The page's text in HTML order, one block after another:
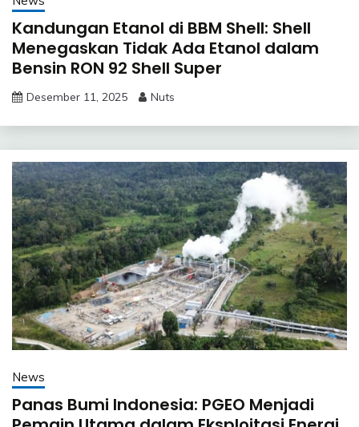
Kandungan Etanol di BBM Shell: Shell
Menegaskan Tidak Ada Etanol dalam
Bensin RON 92 Shell Super
Desember 11, 2025 Nuts
News
Panas Bumi Indonesia: PGEO Menjadi